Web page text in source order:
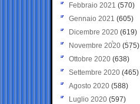
Febbraio 2021 (570)
Gennaio 2021 (605)
Dicembre 2020 (619)
Novembre 2020 (575)
Ottobre 2020 (638)
Settembre 2020(465)
Agosto 2020 (588)
Luglio 2020 (597)